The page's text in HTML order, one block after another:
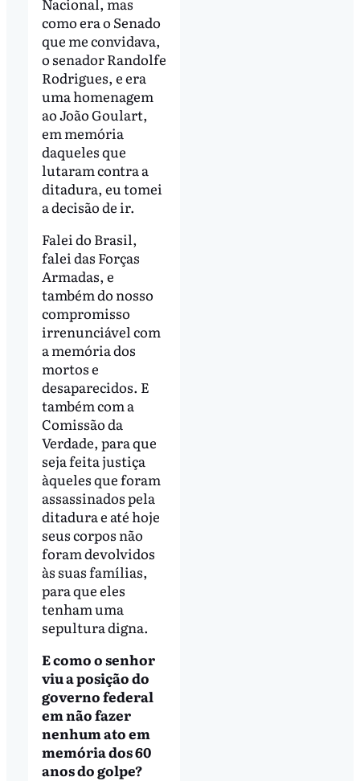
como era o Senado
que me convidava,
o senador Randolfe
Rodrigues, e era
uma homenagem
ao João Goulart,
em memória
daqueles que
lutaram contra a
ditadura, eu tomei
a decisão de ir.
Falei do Brasil,
falei das Forças
Armadas, e
também do nosso
compromisso
irrenunciável com
a memória dos
mortos e
desaparecidos. E
também com a
Comissão da
Verdade, para que
seja feita justiça
àqueles que foram
assassinados pela
ditadura e até hoje
seus corpos não
foram devolvidos
às suas famílias,
para que eles
tenham uma
sepultura digna.
E como o senhor
viu a posição do
governo federal
em não fazer
nenhum ato em
memória dos 60
anos do golpe?